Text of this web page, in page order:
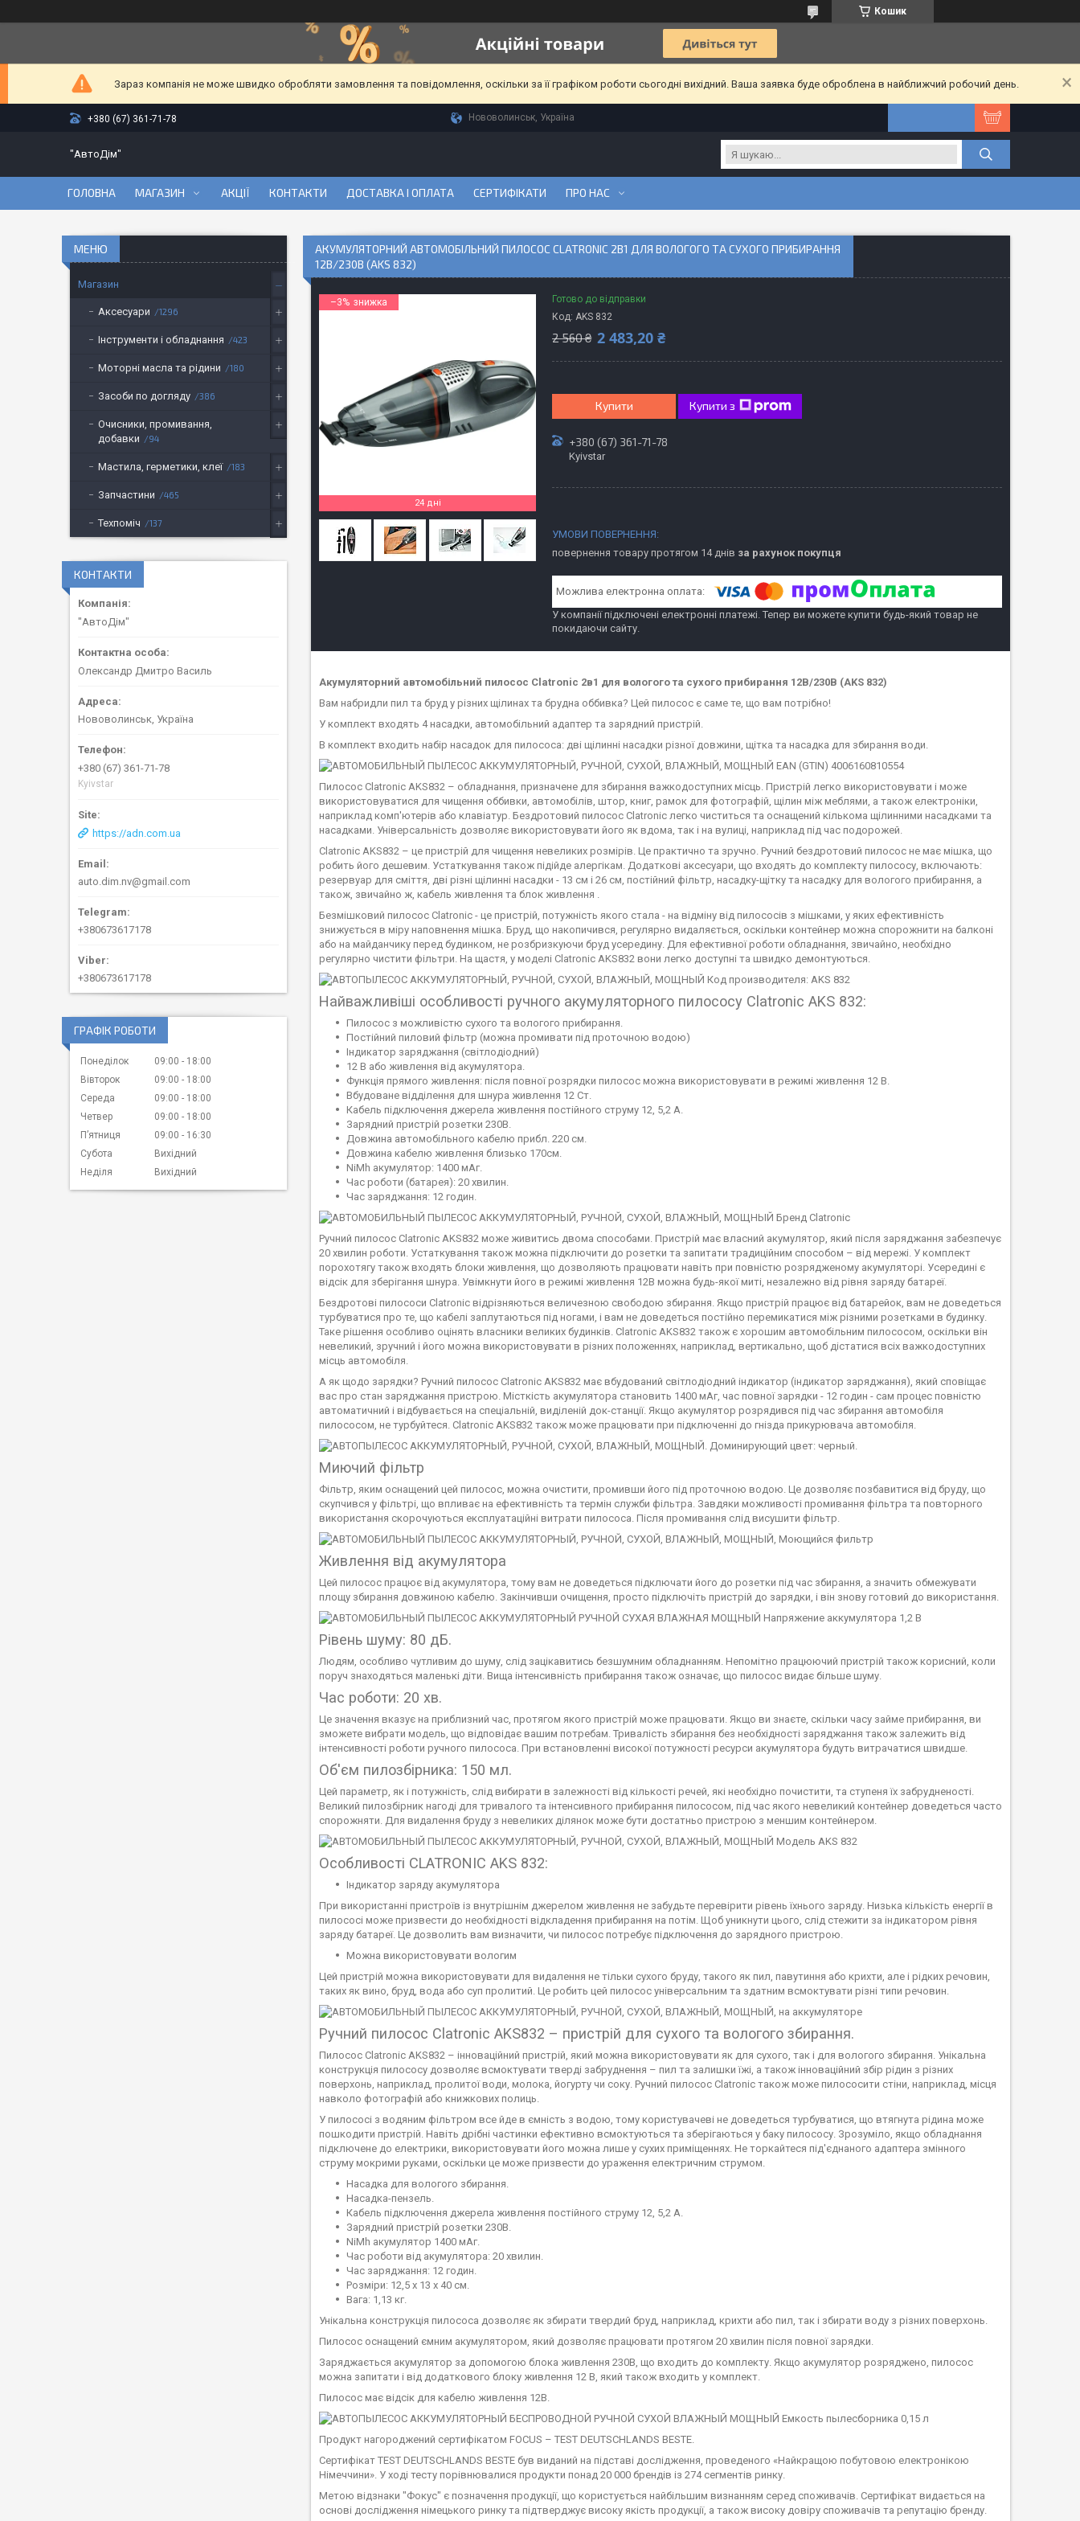
Кошик
Зараз компанія не може швидко обробляти замовлення та повідомлення, оскільки за її графіком роботи сьогодні вихідний. Ваша заявка буде оброблена в найближчий робочий день.
+380 (67) 361-71-78 Нововолинськ, Україна
"АвтоДім"
ГОЛОВНА МАГАЗИН АКЦІЇ КОНТАКТИ ДОСТАВКА І ОПЛАТА СЕРТИФІКАТИ ПРО НАС
АКУМУЛЯТОРНИЙ АВТОМОБІЛЬНИЙ ПИЛОСОС CLATRONIC 2В1 ДЛЯ ВОЛОГОГО ТА СУХОГО ПРИБИРАННЯ
12В/230В (AKS 832)
–3%
24 дні
Готово до відправки
Код: AKS 832
2 560 ₴ 2 483,20 ₴
Купити Купити з
+380 (67) 361-71-78
Kyivstar
повернення товару протягом 14 днів за рахунок покупця
У компанії підключені електронні платежі. Тепер ви можете купити будь-який товар не
покидаючи сайту.
Акумуляторний автомобільний пилосос Clatronic 2в1 для вологого та сухого прибирання 12В/230В (AKS 832)
Вам набридли пил та бруд у різних щілинах та брудна оббивка? Цей пилосос є саме те, що вам потрібно!
У комплект входять 4 насадки, автомобільний адаптер та зарядний пристрій.
В комплект входить набір насадок для пилососа: дві щілинні насадки різної довжини, щітка та насадка для збирання води.
Пилосос Clatronic AKS832 – обладнання, призначене для збирання важкодоступних місць. Пристрій легко використовувати і може
використовуватися для чищення оббивки, автомобілів, штор, книг, рамок для фотографій, щілин між меблями, а також електроніки,
наприклад комп'ютерів або клавіатур. Бездротовий пилосос Clatronic легко чиститься та оснащений кількома щілинними насадками та
насадками. Універсальність дозволяє використовувати його як вдома, так і на вулиці, наприклад під час подорожей.
Clatronic AKS832 – це пристрій для чищення невеликих розмірів. Це практично та зручно. Ручний бездротовий пилосос не має мішка, що
робить його дешевим. Устаткування також підійде алергікам. Додаткові аксесуари, що входять до комплекту пилососу, включають:
резервуар для сміття, дві різні щілинні насадки - 13 см і 26 см, постійний фільтр, насадку-щітку та насадку для вологого прибирання, а
також, звичайно ж, кабель живлення та блок живлення .
Безмішковий пилосос Clatronic - це пристрій, потужність якого стала - на відміну від пилососів з мішками, у яких ефективність
знижується в міру наповнення мішка. Бруд, що накопичився, регулярно видаляється, оскільки контейнер можна спорожнити на балконі
або на майданчику перед будинком, не розбризкуючи бруд усередину. Для ефективної роботи обладнання, звичайно, необхідно
регулярно чистити фільтри. На щастя, у моделі Clatronic AKS832 вони легко доступні та швидко демонтуються.
Найважливіші особливості ручного акумуляторного пилососу Clatronic AKS 832:
Пилосос з можливістю сухого та вологого прибирання.
Постійний пиловий фільтр (можна промивати під проточною водою)
Індикатор заряджання (світлодіодний)
12 В або живлення від акумулятора.
Функція прямого живлення: після повної розрядки пилосос можна використовувати в режимі живлення 12 В.
Вбудоване відділення для шнура живлення 12 Ст.
Кабель підключення джерела живлення постійного струму 12, 5,2 А.
Зарядний пристрій розетки 230В.
Довжина автомобільного кабелю прибл. 220 см.
Довжина кабелю живлення близько 170см.
NiMh акумулятор: 1400 мАг.
Час роботи (батарея): 20 хвилин.
Час заряджання: 12 годин.
Ручний пилосос Clatronic AKS832 може живитись двома способами. Пристрій має власний акумулятор, який після заряджання забезпечує
20 хвилин роботи. Устаткування також можна підключити до розетки та запитати традиційним способом – від мережі. У комплект
порохотягу також входять блоки живлення, що дозволяють працювати навіть при повністю розрядженому акумуляторі. Усередині є
відсік для зберігання шнура. Увімкнути його в режимі живлення 12В можна будь-якої миті, незалежно від рівня заряду батареї.
Бездротові пилососи Clatronic відрізняються величезною свободою збирання. Якщо пристрій працює від батарейок, вам не доведеться
турбуватися про те, що кабелі заплутаються під ногами, і вам не доведеться постійно перемикатися між різними розетками в будинку.
Таке рішення особливо оцінять власники великих будинків. Clatronic AKS832 також є хорошим автомобільним пилососом, оскільки він
невеликий, зручний і його можна використовувати в різних положеннях, наприклад, вертикально, щоб дістатися всіх важкодоступних
місць автомобіля.
А як щодо зарядки? Ручний пилосос Clatronic AKS832 має вбудований світлодіодний індикатор (індикатор заряджання), який сповіщає
вас про стан заряджання пристрою. Місткість акумулятора становить 1400 мАг, час повної зарядки - 12 годин - сам процес повністю
автоматичний і відбувається на спеціальній, виділеній док-станції. Якщо акумулятор розрядився під час збирання автомобіля
пилососом, не турбуйтеся. Clatronic AKS832 також може працювати при підключенні до гнізда прикурювача автомобіля.
Миючий фільтр
Фільтр, яким оснащений цей пилосос, можна очистити, промивши його під проточною водою. Це дозволяє позбавитися від бруду, що
скупчився у фільтрі, що впливає на ефективність та термін служби фільтра. Завдяки можливості промивання фільтра та повторного
використання скорочуються експлуатаційні витрати пилососа. Після промивання слід висушити фільтр.
Живлення від акумулятора
Цей пилосос працює від акумулятора, тому вам не доведеться підключати його до розетки під час збирання, а значить обмежувати
площу збирання довжиною кабелю. Закінчивши очищення, просто підключіть пристрій до зарядки, і він знову готовий до використання.
Рівень шуму: 80 дБ.
Людям, особливо чутливим до шуму, слід зацікавитись безшумним обладнанням. Непомітно працюючий пристрій також корисний, коли
поруч знаходяться маленькі діти. Вища інтенсивність прибирання також означає, що пилосос видає більше шуму.
Час роботи: 20 хв.
Це значення вказує на приблизний час, протягом якого пристрій може працювати. Якщо ви знаєте, скільки часу займе прибирання, ви
зможете вибрати модель, що відповідає вашим потребам. Тривалість збирання без необхідності заряджання також залежить від
інтенсивності роботи ручного пилососа. При встановленні високої потужності ресурси акумулятора будуть витрачатися швидше.
Об'єм пилозбірника: 150 мл.
Цей параметр, як і потужність, слід вибирати в залежності від кількості речей, які необхідно почистити, та ступеня їх забрудненості.
Великий пилозбірник нагоді для тривалого та інтенсивного прибирання пилососом, під час якого невеликий контейнер доведеться часто
спорожняти. Для видалення бруду з невеликих ділянок може бути достатньо пристрою з меншим контейнером.
Особливості CLATRONIC AKS 832:
Індикатор заряду акумулятора
При використанні пристроїв із внутрішнім джерелом живлення не забудьте перевірити рівень їхнього заряду. Низька кількість енергії в
пилососі може призвести до необхідності відкладення прибирання на потім. Щоб уникнути цього, слід стежити за індикатором рівня
заряду батареї. Це дозволить вам визначити, чи пилосос потребує підключення до зарядного пристрою.
Можна використовувати вологим
Цей пристрій можна використовувати для видалення не тільки сухого бруду, такого як пил, павутиння або крихти, але і рідких речовин,
таких як вино, бруд, вода або суп пролитий. Це робить цей пилосос універсальним та здатним всмоктувати різні типи речовин.
Ручний пилосос Clatronic AKS832 – пристрій для сухого та вологого збирання.
Пилосос Clatronic AKS832 – інноваційний пристрій, який можна використовувати як для сухого, так і для вологого збирання. Унікальна
конструкція пилососу дозволяє всмоктувати тверді забруднення – пил та залишки їжі, а також інноваційний збір рідин з різних
поверхонь, наприклад, пролитої води, молока, йогурту чи соку. Ручний пилосос Clatronic також може пилососити стіни, наприклад, місця
навколо фотографій або книжкових полиць.
У пилососі з водяним фільтром все йде в ємність з водою, тому користувачеві не доведеться турбуватися, що втягнута рідина може
пошкодити пристрій. Навіть дрібні частинки ефективно всмоктуються та зберігаються у баку пилососу. Зрозуміло, якщо обладнання
підключене до електрики, використовувати його можна лише у сухих приміщеннях. Не торкайтеся під'єднаного адаптера змінного
струму мокрими руками, оскільки це може призвести до ураження електричним струмом.
Насадка для вологого збирання.
Насадка-пензель.
Кабель підключення джерела живлення постійного струму 12, 5,2 А.
Зарядний пристрій розетки 230В.
NiMh акумулятор 1400 мАг.
Час роботи від акумулятора: 20 хвилин.
Час заряджання: 12 годин.
Розміри: 12,5 х 13 х 40 см.
Вага: 1,13 кг.
Унікальна конструкція пилососа дозволяє як збирати твердий бруд, наприклад, крихти або пил, так і збирати воду з різних поверхонь.
Пилосос оснащений ємним акумулятором, який дозволяє працювати протягом 20 хвилин після повної зарядки.
Заряджається акумулятор за допомогою блока живлення 230В, що входить до комплекту. Якщо акумулятор розряджено, пилосос
можна запитати і від додаткового блоку живлення 12 В, який також входить у комплект.
Пилосос має відсік для кабелю живлення 12В.
Продукт нагороджений сертифікатом FOCUS – TEST DEUTSCHLANDS BESTE.
Сертифікат TEST DEUTSCHLANDS BESTE був виданий на підставі дослідження, проведеного «Найкращою побутовою електронікою
Німеччини». У ході тесту порівнювалися продукти понад 20 000 брендів із 274 сегментів ринку.
Метою відзнаки "Фокус" є позначення продукції, що користується найбільшим визнанням серед споживачів. Сертифікат видається на
основі дослідження німецького ринку та підтверджує високу якість продукції, а також високу довіру споживачів та репутацію бренду.
Магазин
Аксесуари 1296
Інструменти і обладнання 423
Моторні масла та рідини 180
Засоби по догляду 386
Очисники, промивання,
добавки
94
Мастила, герметики, клеї 183
Запчастини 465
Техпоміч 137
КОНТАКТИ
"АвтоДім"
Олександр Дмитро Василь
Нововолинськ, Україна
+380 (67) 361-71-78
Kyivstar
https://adn.com.ua
auto.dim.nv@gmail.com
+380673617178
+380673617178
ГРАФІК РОБОТИ
Понеділок 09:00
18:00
Вівторок
09:00
18:00
Середа
09:00
18:00
Четвер
09:00
18:00
Пʼятниця
09:00
16:30
Субота
Вихідний
Неділя
Вихідний